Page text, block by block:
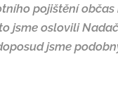
pojištění
jsme oslovili
jsme